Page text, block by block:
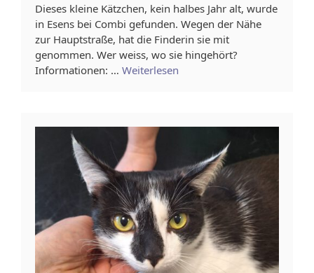
Dieses kleine Kätzchen, kein halbes Jahr alt, wurde
in Esens bei Combi gefunden. Wegen der Nähe
zur Hauptstraße, hat die Finderin sie mit
genommen. Wer weiss, wo sie hingehört?
Informationen: … Weiterlesen